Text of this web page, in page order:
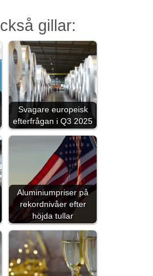
gillar:
Svagare europeisk
efterfrågan i Q3 2025
Aluminiumpriser på
rekordnivåer efter
höjda tullar